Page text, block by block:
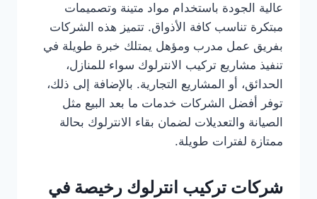
عالية الجودة باستخدام مواد متينة وتصميمات
مبتكرة تناسب كافة الأذواق. تتميز هذه الشركات
بفريق عمل مدرب ومؤهل يمتلك خبرة طويلة في
تنفيذ مشاريع تركيب الانترلوك سواء للمنازل،
الحدائق، أو المشاريع التجارية. بالإضافة إلى ذلك،
توفر أفضل الشركات خدمات ما بعد البيع مثل
الصيانة والتعديلات لضمان بقاء الانترلوك بحالة
ممتازة لفترات طويلة.
شركات تركيب انترلوك رخيصة في